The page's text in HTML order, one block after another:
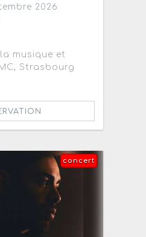
2026
musique et
, Strasbourg
concert